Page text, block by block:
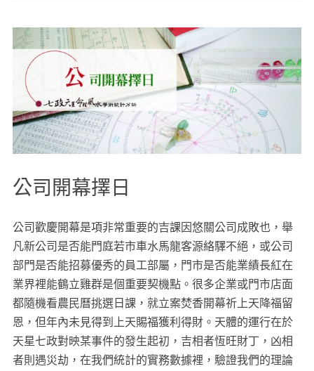
公司開幕擇日
公司歡慶開幕是項非常重要的吉課因悠關公司成敗也，舉
凡新公司是否能門庭若市車水馬龍客源絡驛不絕，或公司
部門是否能招募優秀的員工部屬，門市是否能業績長紅在
業界裡能鶴立雞群是個重要契機點。很多企業或門市店面
都隨機看農民曆挑選日課，就立案焚香開幕祈上天降福留
恩，但年內未見得到上天賜福獲利得財。天體的運行在於
天星七政對映某事件的發生起初，吉相者恆旺財丁，凶相
者則遇災劫，在我們統計的實務數據裡，驗證我們的理論